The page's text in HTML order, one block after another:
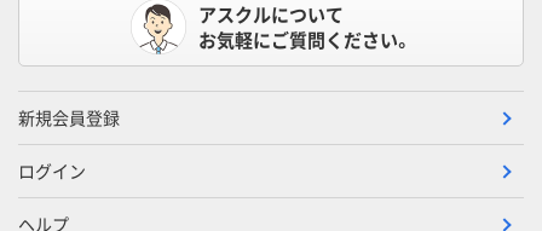
アスクルについて
お気軽にご質問ください。
新規会員登録
ログイン
ヘルプ